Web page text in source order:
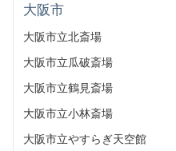
大阪市
大阪市立北斎場
大阪市立瓜破斎場
大阪市立鶴見斎場
大阪市立小林斎場
大阪市立やすらぎ天空館